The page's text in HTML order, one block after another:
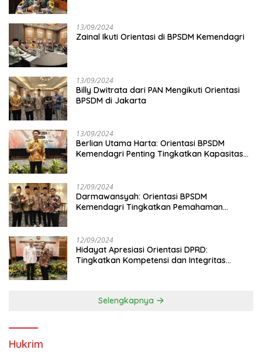
13/09/2024
Zainal Ikuti Orientasi di BPSDM Kemendagri
13/09/2024
Billy Dwitrata dari PAN Mengikuti Orientasi
BPSDM di Jakarta
13/09/2024
Berlian Utama Harta: Orientasi BPSDM
Kemendagri Penting Tingkatkan Kapasitas
12/09/2024
Darmawansyah: Orientasi BPSDM
Kemendagri Tingkatkan Pemahaman
12/09/2024
Hidayat Apresiasi Orientasi DPRD:
Tingkatkan Kompetensi dan Integritas
Selengkapnya
Hukrim